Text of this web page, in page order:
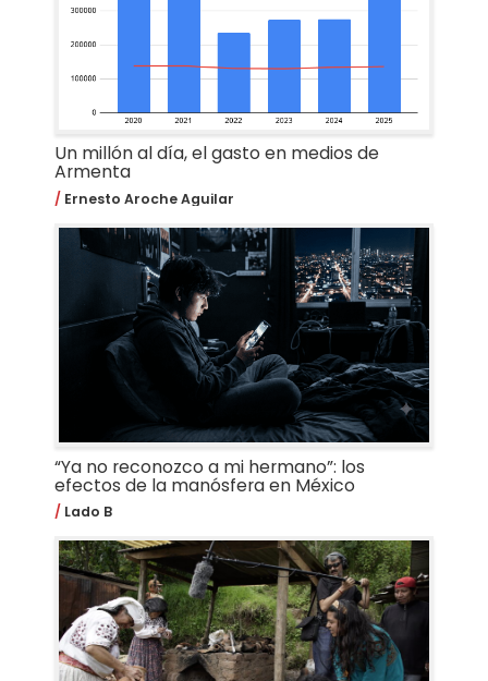
Un millón al día, el gasto en medios de
Armenta
Ernesto Aroche Aguilar
“Ya no reconozco a mi hermano”: los
efectos de la manósfera en México
Lado B